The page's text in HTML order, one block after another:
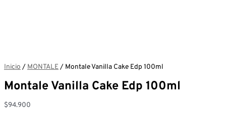
Inicio / MONTALE/ Montale Vanilla Cake Edp 100ml
Montale Vanilla Cake Edp 100ml
$94.900